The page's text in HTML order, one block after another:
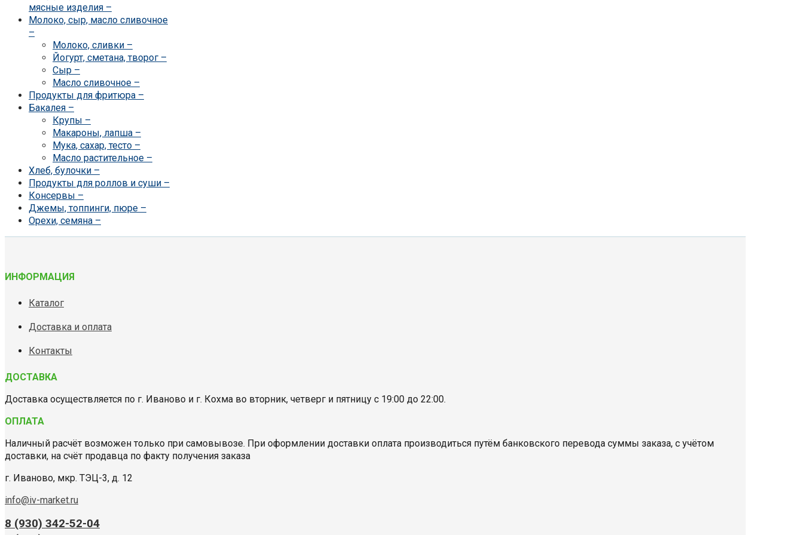
мясные изделия –
Молоко, сыр, масло сливочное
–
Молоко, сливки –
Йогурт, сметана, творог –
Сыр –
Масло сливочное –
Продукты для фритюра –
Бакалея –
Крупы –
Макароны, лапша –
Мука, сахар, тесто –
Масло растительное –
Хлеб, булочки –
Продукты для роллов и суши –
Консервы –
Джемы, топпинги, пюре –
Орехи, семяна –
ИНФОРМАЦИЯ
Каталог
Доставка и оплата
Контакты
ДОСТАВКА
Доставка осуществляется по г. Иваново и г. Кохма во вторник, четверг и пятницу с 19:00 до 22:00.
ОПЛАТА
Наличный расчёт возможен только при самовывозе. При оформлении доставки оплата производиться путём банковского перевода суммы заказа, с учётом
доставки, на счёт продавца по факту получения заказа
г. Иваново, мкр. ТЭЦ-3, д. 12
info@iv-market.ru
8 (930) 342-52-04